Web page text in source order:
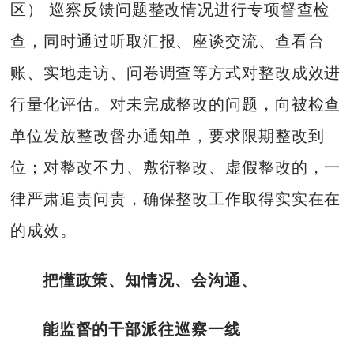
区） 巡察反馈问题整改情况进行专项督查检
查，同时通过听取汇报、座谈交流、查看台
账、实地走访、问卷调查等方式对整改成效进
行量化评估。对未完成整改的问题，向被检查
单位发放整改督办通知单，要求限期整改到
位；对整改不力、敷衍整改、虚假整改的，一
律严肃追责问责，确保整改工作取得实实在在
的成效。
把懂政策、知情况、会沟通、
能监督的干部派往巡察一线